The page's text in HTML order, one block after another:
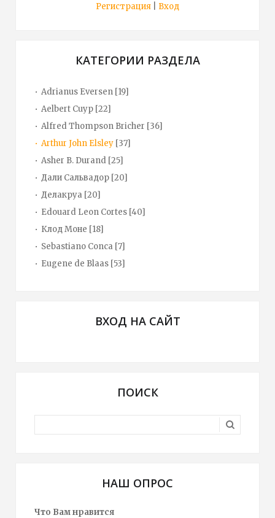
Регистрация
Вход
КАТЕГОРИИ РАЗДЕЛА
Adrianus Eversen [19]
Aelbert Cuyp [22]
Alfred Thompson Bricher [36]
Arthur John Elsley [37]
Asher B. Durand [25]
Дали Сальвадор [20]
Делакруа [20]
Edouard Leon Cortes [40]
Клод Моне [18]
Sebastiano Conca [7]
Eugene de Blaas [53]
ВХОД НА САЙТ
ПОИСК
НАШ ОПРОС
Что Вам нравится